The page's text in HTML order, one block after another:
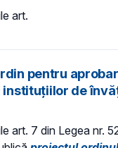
art.
pentru
de
art. 7 din Legea nr.